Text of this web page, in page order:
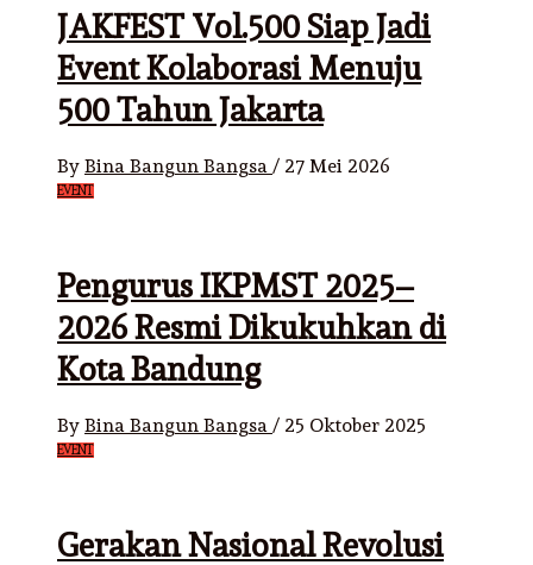
JAKFEST Vol.500 Siap Jadi
Event Kolaborasi Menuju
500 Tahun Jakarta
By Bina Bangun Bangsa / 27 Mei 2026
EVENT
Pengurus IKPMST 2025–
2026 Resmi Dikukuhkan di
Kota Bandung
By Bina Bangun Bangsa / 25 Oktober 2025
EVENT
Gerakan Nasional Revolusi